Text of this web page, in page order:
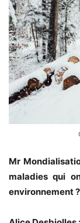
Mr
maladies qui
environnement ?